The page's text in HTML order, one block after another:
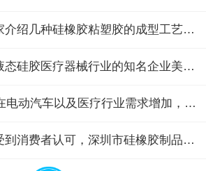
硅胶包塑胶制品厂家介绍几种硅橡胶粘塑胶的成型工艺常用塑胶材质特点和用...
硅胶行业大事件！液态硅胶医疗器械行业的知名企业美好创亿申请IPO上市
2022年硅橡胶制品在电动汽车以及医疗行业需求增加，但是供应链仍面临不确...
随着硅胶制品逐渐受到消费者认可，深圳市硅橡胶制品生产厂家如何为客户提...